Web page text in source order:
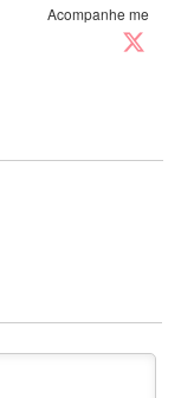
Acompanhe me